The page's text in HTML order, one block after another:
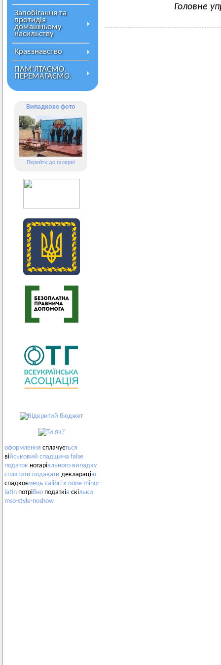
Запобігання та
протидія
домашньому
насильству
Краєзнавство
ПАМ’ЯТАЄМО.
ПЕРЕМАГАЄМО.
Випадкове фото
Перейти до галереї
оформлення сплачується
військовий спадщина false
податок нотаріального випадку
сплатити подавати декларацію
спадкоємець calibri x-none minor-
latin потрібно податків скільки
mso-style-noshow
Головне